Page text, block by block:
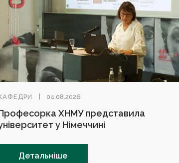
04.08.2026
ХНМУ представила
у Німеччині
Детальніше